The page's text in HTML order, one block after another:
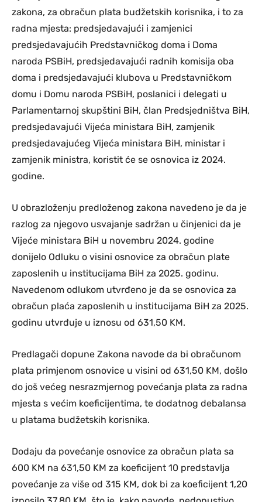
zakona, za obračun plata budžetskih korisnika, i to za
radna mjesta: predsjedavajući i zamjenici
predsjedavajućih Predstavničkog doma i Doma
naroda PSBiH, predsjedavajući radnih komisija oba
doma i predsjedavajući klubova u Predstavničkom
domu i Domu naroda PSBiH, poslanici i delegati u
Parlamentarnoj skupštini BiH, član Predsjedništva BiH,
predsjedavajući Vijeća ministara BiH, zamjenik
predsjedavajućeg Vijeća ministara BiH, ministar i
zamjenik ministra, koristit će se osnovica iz 2024.
godine.
U obrazloženju predloženog zakona navedeno je da je
razlog za njegovo usvajanje sadržan u činjenici da je
Vijeće ministara BiH u novembru 2024. godine
donijelo Odluku o visini osnovice za obračun plate
zaposlenih u institucijama BiH za 2025. godinu.
Navedenom odlukom utvrđeno je da se osnovica za
obračun plaća zaposlenih u institucijama BiH za 2025.
godinu utvrđuje u iznosu od 631,50 KM.
Predlagači dopune Zakona navode da bi obračunom
plata primjenom osnovice u visini od 631,50 KM, došlo
do još većeg nesrazmjernog povećanja plata za radna
mjesta s većim koeficijentima, te dodatnog debalansa
u platama budžetskih korisnika.
Dodaju da povećanje osnovice za obračun plata sa
600 KM na 631,50 KM za koeficijent 10 predstavlja
povećanje za više od 315 KM, dok bi za koeficijent 1,20